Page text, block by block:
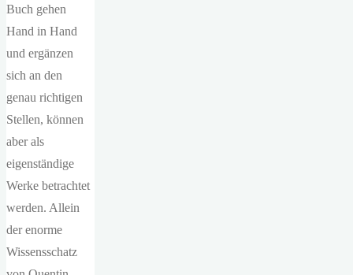
Buch gehen
Hand in Hand
und ergänzen
sich an den
genau richtigen
Stellen, können
aber als
eigenständige
Werke betrachtet
werden. Allein
der enorme
Wissensschatz